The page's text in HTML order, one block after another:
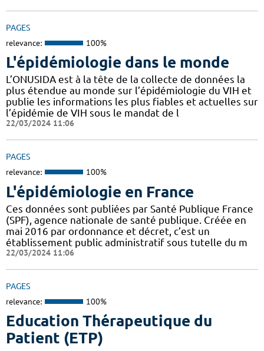
PAGES
relevance: 100%
L'épidémiologie dans le monde
L’ONUSIDA est à la tête de la collecte de données la
plus étendue au monde sur l’épidémiologie du VIH et
publie les informations les plus fiables et actuelles sur
l’épidémie de VIH sous le mandat de l
22/03/2024 11:06
PAGES
relevance: 100%
L'épidémiologie en France
Ces données sont publiées par Santé Publique France
(SPF), agence nationale de santé publique. Créée en
mai 2016 par ordonnance et décret, c’est un
établissement public administratif sous tutelle du m
22/03/2024 11:06
PAGES
relevance: 100%
Education Thérapeutique du
Patient (ETP)